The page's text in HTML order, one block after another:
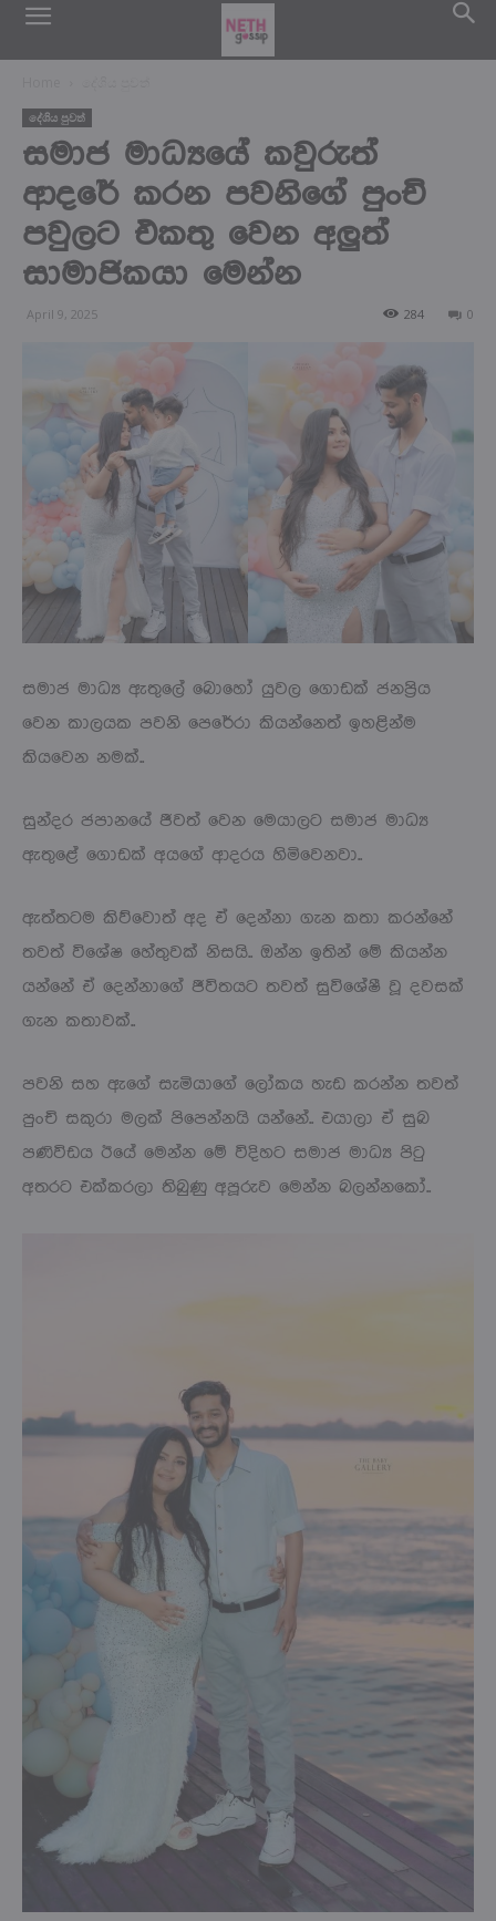
දේශිය පුවත්
සමාජ මාධ්‍යයේ කවුරුත්
ආදරේ කරන පවනිගේ පුංචි
පවුලට එකතු වෙන අලුත්
සාමාජිකයා මෙන්න
April 9, 2025 0
284
සමාජ මාධ්‍ය ඇතුලේ බොහෝ යුවල ගොඩක් ජනප්‍රිය
වෙන කාලයක පවනි පෙරේරා කියන්නෙත් ඉහළින්ම
කියවෙන නමක්..
සුන්දර ජපානයේ ජීවත් වෙන මෙයාලට සමාජ මාධ්‍ය
ඇතුළේ ගොඩක් අයගේ ආදරය හිමිවෙනවා..
ඇත්තටම කිව්වොත් අද ඒ දෙන්නා ගැන කතා කරන්නේ
තවත් විශේෂ හේතුවක් නිසයි.. ඔන්න ඉතින් මේ කියන්න
යන්නේ ඒ දෙන්නාගේ ජීවිතයට තවත් සුවිශේෂී වූ දවසක්
ගැන කතාවක්..
පවනි සහ ඇගේ සැමියාගේ ලෝකය හැඩ කරන්න තවත්
පුංචි සකුරා මලක් පිපෙන්නයි යන්නේ.. එයාලා ඒ සුබ
පණිවිඩය ඊයේ මෙන්න මේ විදිහට සමාජ මාධ්‍ය පිටු
අතරට එක්කරලා තිබුණු අපූරුව මෙන්න බලන්නකෝ..